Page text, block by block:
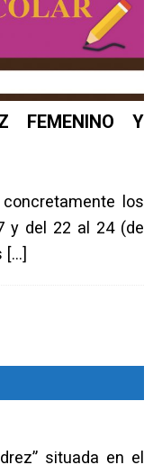
FEMENINO Y
los
y del 22 al 24 (de
[…]
situada en el